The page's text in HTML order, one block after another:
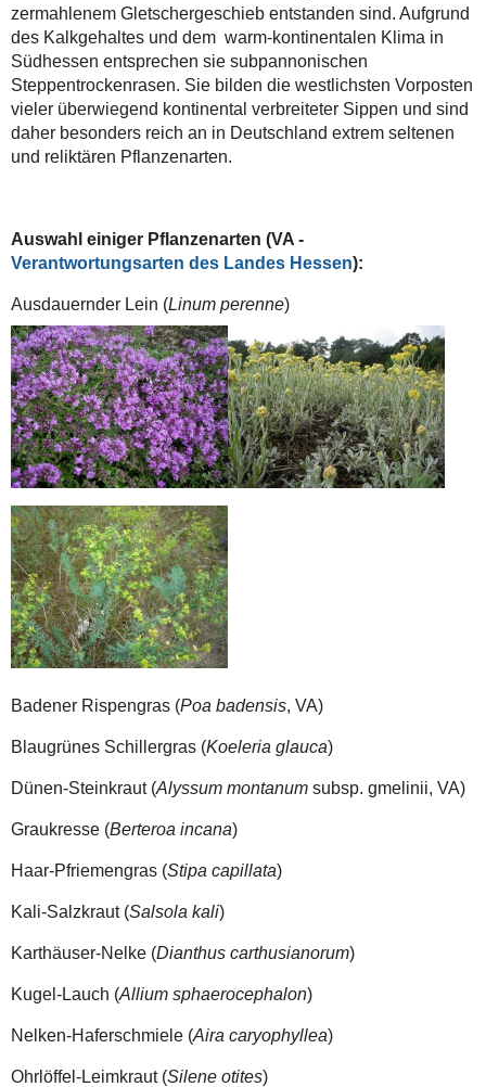
zermahlenem Gletschergeschieb entstanden sind. Aufgrund
des Kalkgehaltes und dem warm-kontinentalen Klima in
Südhessen entsprechen sie subpannonischen
Steppentrockenrasen. Sie bilden die westlichsten Vorposten
vieler überwiegend kontinental verbreiteter Sippen und sind
daher besonders reich an in Deutschland extrem seltenen
und reliktären Pflanzenarten.
Auswahl einiger Pflanzenarten (VA -
Verantwortungsarten des Landes Hessen):
Ausdauernder Lein (Linum perenne)
Badener Rispengras (Poa badensis, VA)
Blaugrünes Schillergras (Koeleria glauca)
Dünen-Steinkraut (Alyssum montanum subsp. gmelinii, VA)
Graukresse (Berteroa incana)
Haar-Pfriemengras (Stipa capillata)
Kali-Salzkraut (Salsola kali)
Karthäuser-Nelke (Dianthus carthusianorum)
Kugel-Lauch (Allium sphaerocephalon)
Nelken-Haferschmiele (Aira caryophyllea)
Ohrlöffel-Leimkraut (Silene otites)